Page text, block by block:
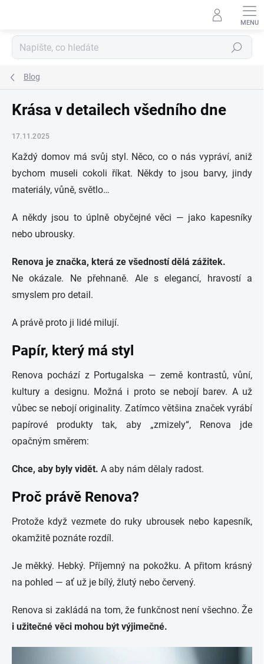
Hledat
Blog
Krása v detailech všedního dne
17.11.2025
Každý domov má svůj styl. Něco, co o nás vypráví, aniž
bychom museli cokoli říkat. Někdy to jsou barvy, jindy
materiály, vůně, světlo…
A někdy jsou to úplně obyčejné věci — jako kapesníky
nebo ubrousky.
Renova je značka, která ze všedností dělá zážitek.
Ne okázale. Ne přehnaně. Ale s elegancí, hravostí a
smyslem pro detail.
A právě proto ji lidé milují.
Papír, který má styl
Renova pochází z Portugalska — země kontrastů, vůní,
kultury a designu. Možná i proto se nebojí barev. A už
vůbec se nebojí originality. Zatímco většina značek vyrábí
papírové produkty tak, aby „zmizely“, Renova jde
opačným směrem:
Chce, aby byly vidět. A aby nám dělaly radost.
Proč právě Renova?
Protože když vezmete do ruky ubrousek nebo kapesník,
okamžitě poznáte rozdíl.
Je měkký. Hebký. Příjemný na pokožku. A přitom krásný
na pohled — ať už je bílý, žlutý nebo červený.
Renova si zakládá na tom, že funkčnost není všechno. Že
i užitečné věci mohou být výjimečné.